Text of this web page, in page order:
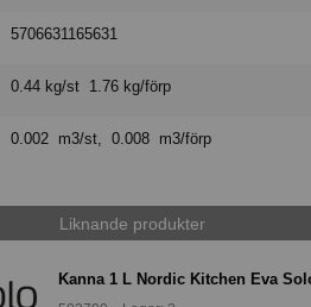
5706631165631
0.44 kg/st 1.76 kg/förp
0.002 m3/st, 0.008 m3/förp
Liknande produkter
Kanna 1 L Nordic Kitchen Eva